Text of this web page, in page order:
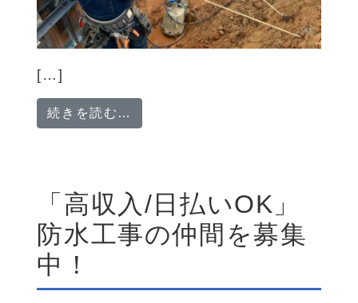
[…]
続きを読む…
「高収入/日払いOK」
防水工事の仲間を募集
中！